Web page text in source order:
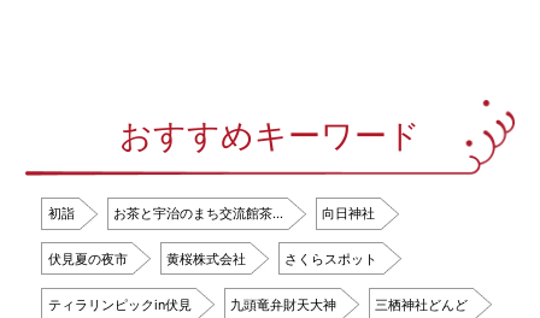
おすすめキーワード
初詣 お茶と宇治のまち交流館茶… 向日神社
伏見夏の夜市 黄桜株式会社 さくらスポット
ティラリンピックin伏見 九頭竜弁財天大神 三栖神社どんど